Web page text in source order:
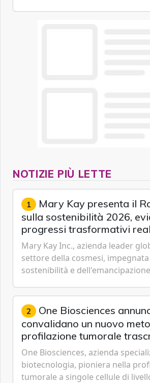
NOTIZIE PIÙ LETTE
1 Mary Kay presenta il
sulla sostenibilità 2026,
progressi trasformativi
livello globale nelle sfere
economica e ambientale
Mary Kay Inc., azienda leader
settore della cosmesi,
sostenibilità e
sostenibilità 2026, una panora...
2 One Biosciences annuncia dati che
convalidano un nuovo
profilazione tumorale
singole cellule da campioni
One Biosciences, azienda
biotecnologia, pioniera nella
tumorale a singole cellule di